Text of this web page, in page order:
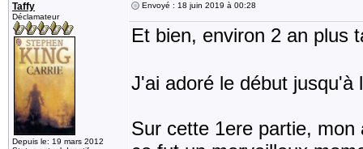
Taffy
Déclamateur
Depuis le: 19 mars 2012
Envoyé : 18 juin 2019 à 00:28
Et bien, environ 2 an plus
J'ai adoré le début jusqu'à
Sur cette 1ere partie,